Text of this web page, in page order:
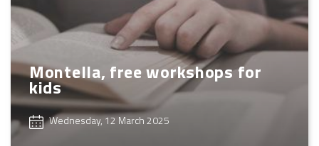
Montella, free workshops for
kids
Wednesday, 12 March 2025